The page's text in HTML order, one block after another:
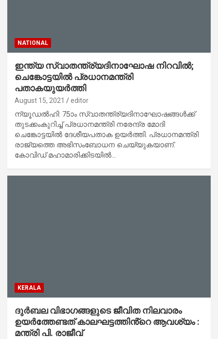
NATIONAL
ഇന്ത്യ സ്വാതന്ത്ര്യദിനാഘോഷ നിറവില്‍;
ചെങ്കോട്ടയില്‍ പ്രധാനമന്ത്രി
പതാകയുയര്‍ത്തി
August 15, 2021 editor
ന്യൂഡല്‍ഹി: 75ാം സ്വാതന്ത്ര്യദിനാഘോഷങ്ങള്‍ക്ക്
തുടക്കംകുറിച്ച് പ്രധാനമന്ത്രി നരേന്ദ്ര മോദി
ചെങ്കോട്ടയില്‍ ദേശീയപതാക ഉയര്‍ത്തി. പ്രധാനമന്ത്രി
രാജ്യത്തെ അഭിസംബോധന ചെയ്യുകയാണ്.
കോവിഡ് മഹാമാരിക്കിടയില്‍…
KERALA
ദുർബല വിഭാഗങ്ങളുടെ ജീവിത നിലവാരം
ഉയർത്തേണ്ടത് കാലഘട്ടത്തിൻ്റെ ആവശ്യം :
മന്ത്രി പി. രാജീവ്